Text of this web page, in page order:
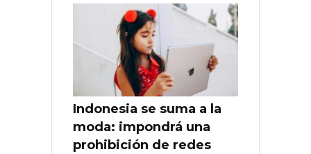
Indonesia se suma a la
moda: impondrá una
prohibición de redes